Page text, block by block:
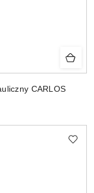
CARLOS